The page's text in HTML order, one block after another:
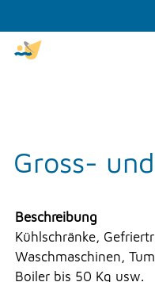
THEMEN &
UMWELT
FREIZEIT
Gross-
Beschreibung
Kühlschränke,
Waschmaschinen,
Boiler bis 50 Kg usw.